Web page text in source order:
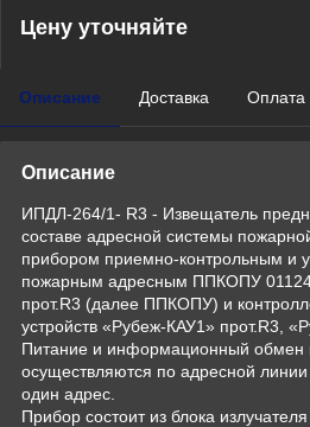
Цену уточняйте
Описание Доставка Оплата
Описание
ИПДЛ-264/1- R3 - Извещатель
составе адресной системы
прибором приемно-контрольным и
пожарным адресным ППКОПУ
прот.R3 (далее ППКОПУ) и
устройств «Рубеж-КАУ1» прот.R3,
Питание и информационный обмен
осуществляются по адресной
один адрес.
Прибор состоит из блока